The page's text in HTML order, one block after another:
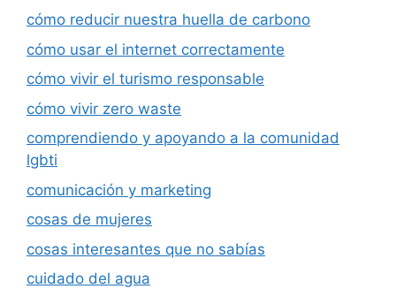
cómo reducir nuestra huella de carbono
cómo usar el internet correctamente
cómo vivir el turismo responsable
cómo vivir zero waste
comprendiendo y apoyando a la comunidad
lgbti
comunicación y marketing
cosas de mujeres
cosas interesantes que no sabías
cuidado del agua